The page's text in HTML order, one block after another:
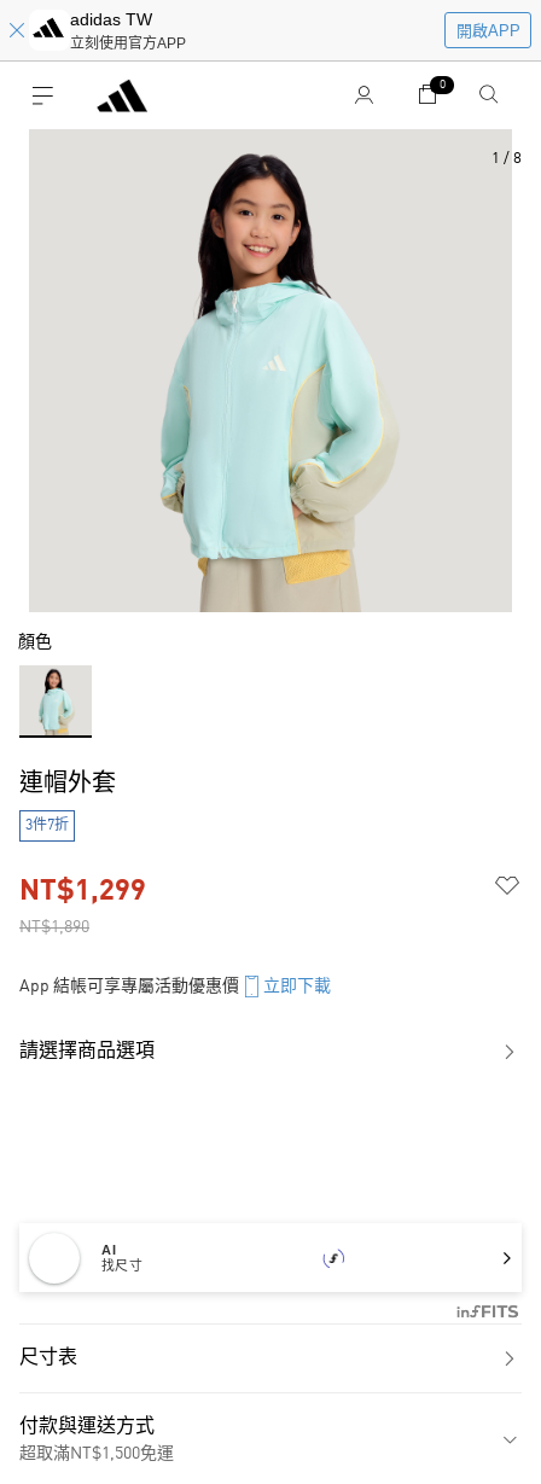
adidas TW
立刻使用官方APP
開啟APP
0
1 / 8
顏色
連帽外套
3件7折
NT$1,890
NT$1,299
App 結帳可享專屬活動優惠價 立即下載
請選擇商品選項
AI
找尺寸
尺寸表
付款與運送方式
超取滿NT$1,500免運